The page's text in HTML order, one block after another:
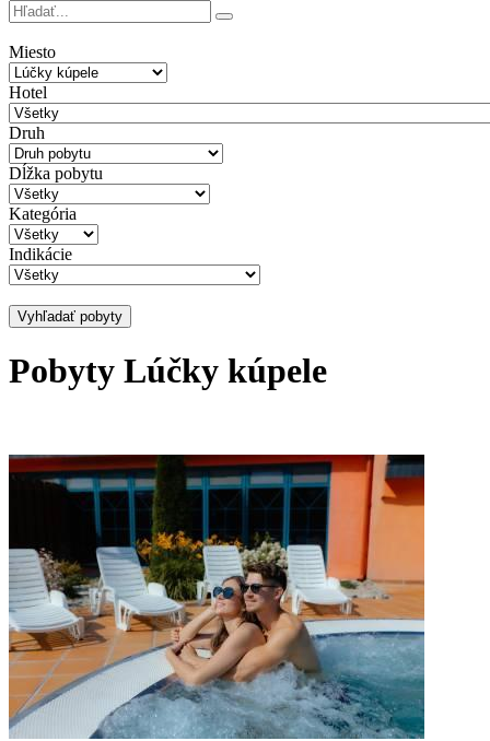
Miesto
Hotel
Druh
Dĺžka pobytu
Kategória
Indikácie
Vyhľadať pobyty
Pobyty Lúčky kúpele